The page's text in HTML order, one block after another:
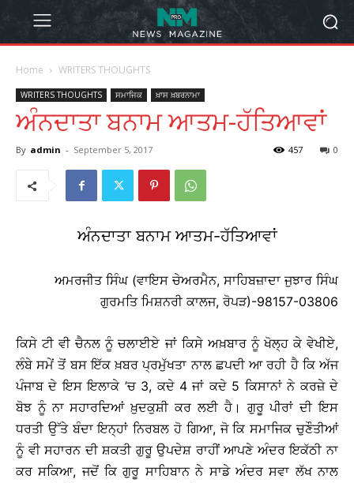
Home WRITERS THOUGHTS
WRITERS THOUGHTS ਸਮਾਜਿਕ ਖ਼ਾਸ ਖ਼ਬਰਨਾਮਾ
ਅੰਨਦਾਤਾ ਬਨਾਮ ਆਤਮ-ਹੱਤਿਆਵਾਂ
By admin - September 5, 2017 0
457
ਅੰਨਦਾਤਾ ਬਨਾਮ ਆਤਮ-ਹੱਤਿਆਵਾਂ
ਅਮਰਜੀਤ ਸਿੰਘ (ਵਾਇਸ ਚੇਅਰਮੈਨ, ਸਾਹਿਬਜ਼ਾਦਾ ਜੁਝਾਰ ਸਿੰਘ
ਗੁਰਮਤਿ ਮਿਸ਼ਨਰੀ ਕਾਲਜ, ਰੋਪੜ)-98157-03806
ਕਿਸੇ ਟੀ ਵੀ ਚੈਨਲ ਨੂੰ ਚਲਾਈਏ ਜਾਂ ਕਿਸੇ ਅਖ਼ਬਾਰ ਨੂੰ ਖੋਲ੍ਹ ਕੇ ਵੇਖੀਏ,
ਲੰਬੇ ਸਮੇਂ ਤੋਂ ਬਸ ਇੱਕ ਖ਼ਬਰ ਪ੍ਰਮੁੱਖਤਾ ਨਾਲ ਛਪਦੀ ਆ ਰਹੀ ਹੈ ਕਿ ਅੱਜ
ਪੰਜਾਬ ਦੇ ਇਸ ਇਲਾਕੇ ’ਚ 3, ਕਦੇ 4 ਜਾਂ ਕਦੇ 5 ਕਿਸਾਨਾਂ ਨੇ ਕਰਜ਼ੇ ਦੇ
ਬੋਝ ਨੂੰ ਨਾ ਸਹਾਰਦਿਆਂ ਖ਼ੁਦਕੁਸ਼ੀ ਕਰ ਲਈ ਹੈ। ਗੁਰੂ ਪੀਰਾਂ ਦੀ ਇਸ
ਧਰਤੀ ਉੱਤੇ ਬੰਦਾ ਇਨ੍ਹਾਂ ਨਿਰਬਲ ਹੋ ਗਿਆ, ਜੋ ਕਿ ਸਮਾਜਿਕ ਚੁਣੌਤੀਆਂ
ਨੂੰ ਵੀ ਸਹਾਰਨ ਦੀ ਸ਼ਕਤੀ ਗੁਰੂ ਉਪਦੇਸ਼ ਰਾਹੀਂ ਆਪਣੇ ਅੰਦਰ ਇਕੱਠੀ ਨਾ
ਕਰ ਸਕਿਆ, ਜਦੋਂ ਕਿ ਗੁਰੂ ਸਾਹਿਬਾਨ ਨੇ ਸਾਡੇ ਅੰਦਰ ਸਵਾ ਲੱਖ ਨਾਲ